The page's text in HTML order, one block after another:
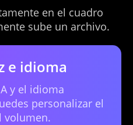
en el cuadro
sube un archivo.
e idioma
y el idioma
personalizar el
volumen.